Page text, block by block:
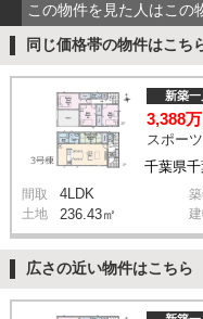
この物件を見た人はこの
同じ価格帯の物件はこち
千葉県
新築一
3,388
間取 4LDK
土地 236.43㎡
広さの近い物件はこちら